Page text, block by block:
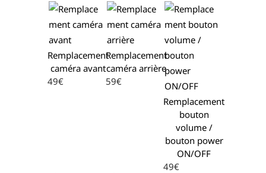
Remplacement
caméra avant
49€
Remplacement
caméra arrière
59€
Remplacement
bouton
volume /
bouton power
ON/OFF
49€